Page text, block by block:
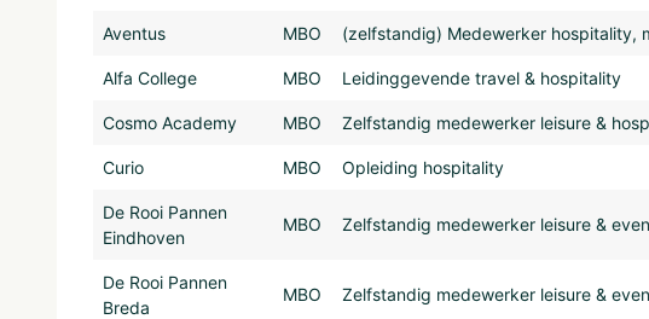
Aventus MBO (zelfstandig) Medewerker hospitality,
Alfa College MBO Leidinggevende travel & hospitality
Cosmo Academy MBO Zelfstandig medewerker leisure &
Curio MBO Opleiding hospitality
De Rooi Pannen
Eindhoven
MBO Zelfstandig medewerker leisure &
De Rooi Pannen
Breda
MBO Zelfstandig medewerker leisure &